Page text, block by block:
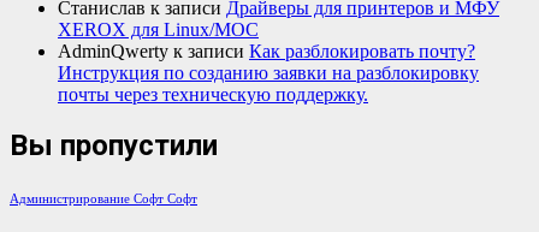
Станислав к записи Драйверы для принтеров и МФУ
XEROX для Linux/МОС
AdminQwerty к записи Как разблокировать почту?
Инструкция по созданию заявки на разблокировку
почты через техническую поддержку.
Вы пропустили
Администрирование Софт Софт